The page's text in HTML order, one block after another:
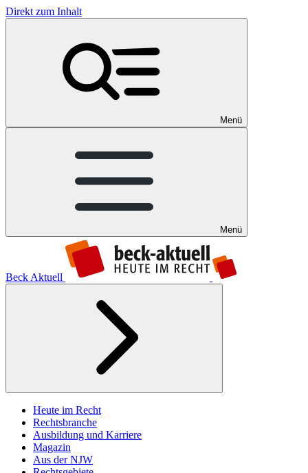
Direkt zum Inhalt
Menü
Menü
Beck Aktuell
Heute im Recht
Rechtsbranche
Ausbildung und Karriere
Magazin
Aus der NJW